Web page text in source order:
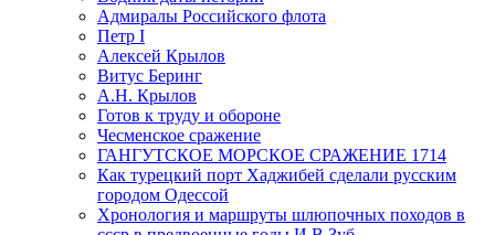
Адмиралы Российского флота
Петр I
Алексей Крылов
Витус Беринг
А.Н. Крылов
Готов к труду и обороне
Чесменское сражение
ГАНГУТСКОЕ МОРСКОЕ СРАЖЕНИЕ 1714
Как турецкий порт Хаджибей сделали русским
городом Одессой
Хронология и маршруты шлюпочных походов в